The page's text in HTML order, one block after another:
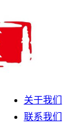
关于我们
联系我们